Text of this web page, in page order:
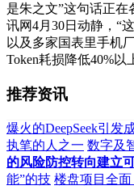
是朱之文”这句话正
讯网4月30日动静，“
以及多家国表里手机
Token耗损降低40%以
推荐资讯
爆火的DeepSeek引发
执笔的人之一 数字及
的风险防控转向建立
能”的技 楼盘项目全